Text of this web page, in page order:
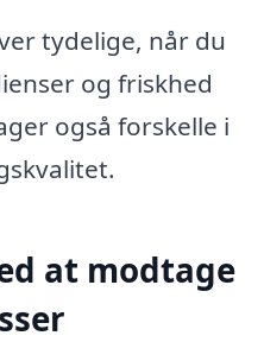
tydelige, når du
og friskhed
også forskelle i
at modtage